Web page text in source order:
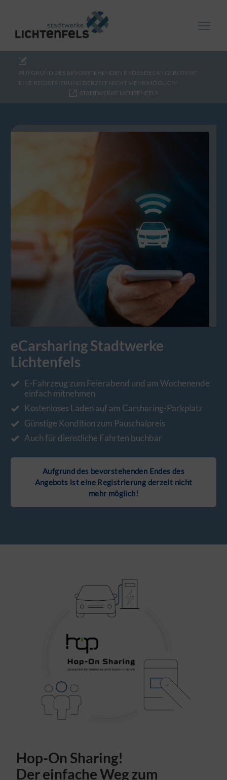
AUFGRUND DES BEVORSTEHENDEN ENDES DES ANGEBOTS IST
EINE REGISTRIERUNG DERZEIT NICHT MEHR MÖGLICH!
STADTWERKE LICHTENFELS
eCarsharing Stadtwerke
Lichtenfels
E-Fahrzeug zum Feierabend und am Wochenende
einfach mitnehmen
Kostenloses Laden auf am Carsharing-Parkplatz
Günstige Kondition zum Pauschalpreis
Auch für dienstliche Fahrten buchbar
Aufgrund des bevorstehenden Endes des
Angebots ist eine Registrierung derzeit nicht
mehr möglich!
Hop-On Sharing!
Der einfache Weg zum